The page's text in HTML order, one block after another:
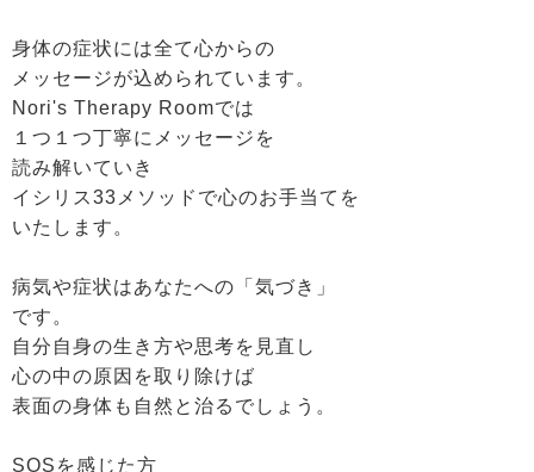
身体の症状には全て心からの
メッセージが込められています。
Nori's Therapy Roomでは
１つ１つ丁寧にメッセージを
読み解いていき
イシリス33メソッドで心のお手当てを
いたします。
病気や症状はあなたへの「気づき」
です。
自分自身の生き方や思考を見直し
心の中の原因を取り除けば
表面の身体も自然と治るでしょう。
SOSを感じた方